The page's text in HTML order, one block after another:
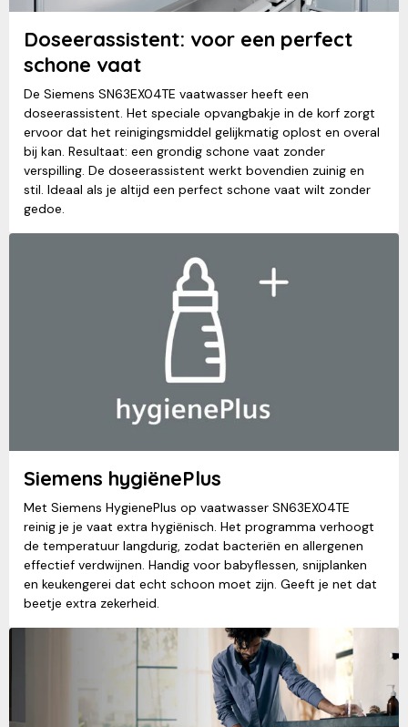
Doseerassistent: voor een perfect
schone vaat
De Siemens SN63EX04TE vaatwasser heeft een
doseerassistent. Het speciale opvangbakje in de korf zorgt
ervoor dat het reinigingsmiddel gelijkmatig oplost en overal
bij kan. Resultaat: een grondig schone vaat zonder
verspilling. De doseerassistent werkt bovendien zuinig en
stil. Ideaal als je altijd een perfect schone vaat wilt zonder
gedoe.
Siemens hygiënePlus
Met Siemens HygienePlus op vaatwasser SN63EX04TE
reinig je je vaat extra hygiënisch. Het programma verhoogt
de temperatuur langdurig, zodat bacteriën en allergenen
effectief verdwijnen. Handig voor babyflessen, snijplanken
en keukengerei dat echt schoon moet zijn. Geeft je net dat
beetje extra zekerheid.